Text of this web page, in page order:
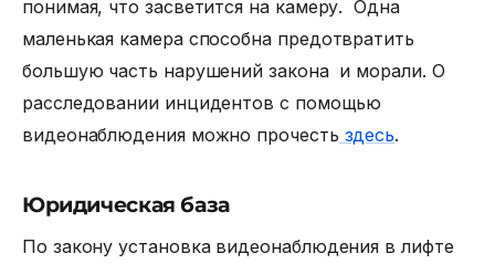
понимая, что засветится на камеру. Одна
маленькая камера способна предотвратить
большую часть нарушений закона и морали. О
расследовании инцидентов с помощью
видеонаблюдения можно прочесть здесь.
Юридическая база
По закону установка видеонаблюдения в лифте